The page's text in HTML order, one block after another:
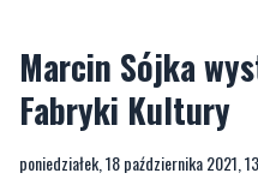
Marcin Sójka
Fabryki Kultury
poniedziałek, 18 października 2021,